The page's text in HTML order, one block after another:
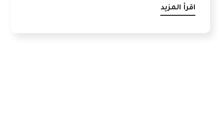
اقرأ المزيد